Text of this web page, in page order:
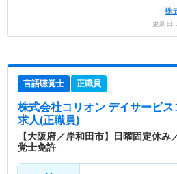
株
更新日
言語聴覚士 正職員
株式会社コリオン デイサービス
求人(正職員)
【大阪府／岸和田市】日曜固定休
覚士免許